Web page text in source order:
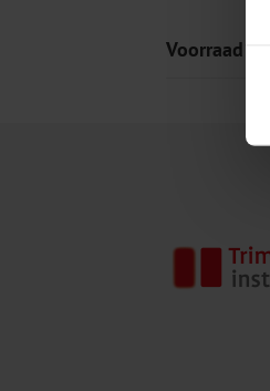
Voorraad